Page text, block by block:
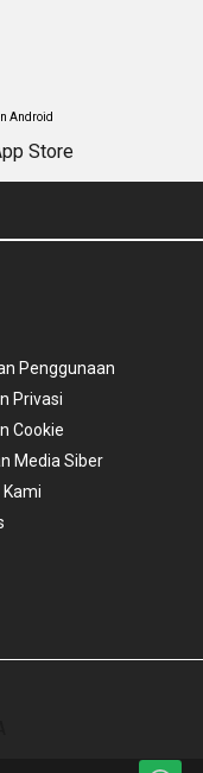
Android
Penggunaan
Privasi
Cookie
Media Siber